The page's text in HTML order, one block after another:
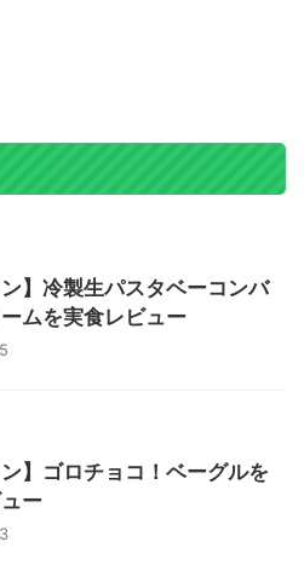
ン】冷製生パスタベーコンバ
ムを実食レビュー
ン】ゴロチョコ！ベーグルを
ー